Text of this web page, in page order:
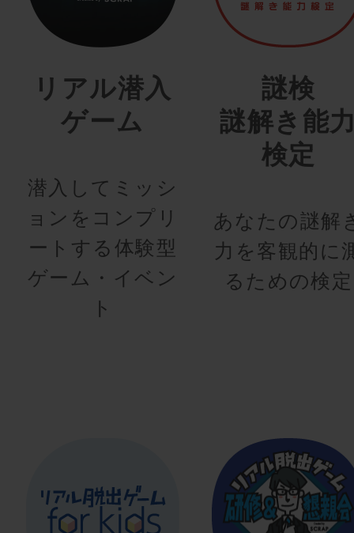
リアル潜入
ゲーム
潜入してミッシ
ョンをコンプリ
ートする体験型
ゲーム・イベン
ト
謎検
謎解き能
検定
あなたの謎解
力を客観的に
るための検定